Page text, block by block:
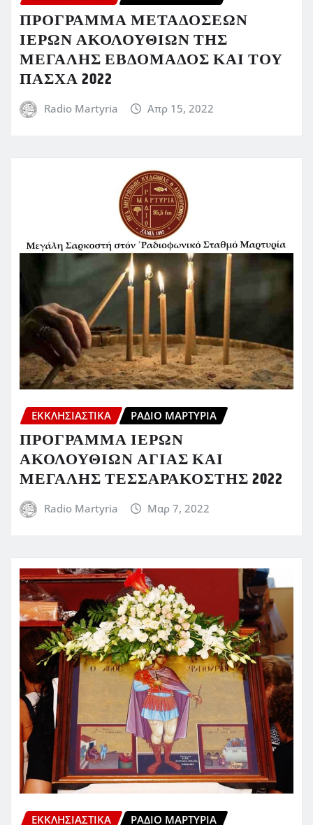
ΠΡΟΓΡΑΜΜΑ ΜΕΤΑΔΟΣΕΩΝ
ΙΕΡΩΝ ΑΚΟΛΟΥΘΙΩΝ ΤΗΣ
ΜΕΓΑΛΗΣ ΕΒΔΟΜΑΔΟΣ ΚΑΙ ΤΟΥ
ΠΑΣΧΑ 2022
Radio Martyria Απρ 15, 2022
ΕΚΚΛΗΣΙΑΣΤΙΚΆ ΡΆΔΙΟ ΜΑΡΤΥΡΊΑ
ΠΡΟΓΡΑΜΜΑ ΙΕΡΩΝ
ΑΚΟΛΟΥΘΙΩΝ ΑΓΙΑΣ ΚΑΙ
ΜΕΓΑΛΗΣ ΤΕΣΣΑΡΑΚΟΣΤΗΣ 2022
Radio Martyria Μαρ 7, 2022
ΕΚΚΛΗΣΙΑΣΤΙΚΆ ΡΆΔΙΟ ΜΑΡΤΥΡΊΑ